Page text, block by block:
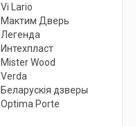
Vi Lario
Мактим Дверь
Легенда
Интехпласт
Мister Wood
Verda
Беларускiя дзверы
Optima Porte